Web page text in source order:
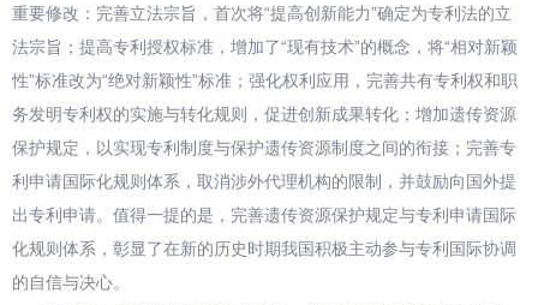
重要修改：完善立法宗旨，首次将“提高创新能力”确定为专利法的立
法宗旨；提高专利授权标准，增加了“现有技术”的概念，将“相对新颖
性”标准改为“绝对新颖性”标准；强化权利应用，完善共有专利权和职
务发明专利权的实施与转化规则，促进创新成果转化；增加遗传资源
保护规定，以实现专利制度与保护遗传资源制度之间的衔接；完善专
利申请国际化规则体系，取消涉外代理机构的限制，并鼓励向国外提
出专利申请。值得一提的是，完善遗传资源保护规定与专利申请国际
化规则体系，彰显了在新的历史时期我国积极主动参与专利国际协调
的自信与决心。